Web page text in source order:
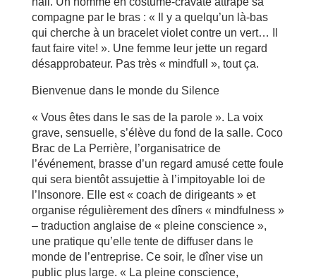
compagne par le bras : « Il y a quelqu’un là-bas
qui cherche à un bracelet violet contre un vert… Il
faut faire vite! ». Une femme leur jette un regard
désapprobateur. Pas très « mindfull », tout ça.
Bienvenue dans le monde du Silence
« Vous êtes dans le sas de la parole ». La voix
grave, sensuelle, s’élève du fond de la salle. Coco
Brac de La Perrière, l’organisatrice de
l’événement, brasse d’un regard amusé cette foule
qui sera bientôt assujettie à l’impitoyable loi de
l’Insonore. Elle est « coach de dirigeants » et
organise régulièrement des dîners « mindfulness »
– traduction anglaise de « pleine conscience »,
une pratique qu’elle tente de diffuser dans le
monde de l’entreprise. Ce soir, le dîner vise un
public plus large. « La pleine conscience,